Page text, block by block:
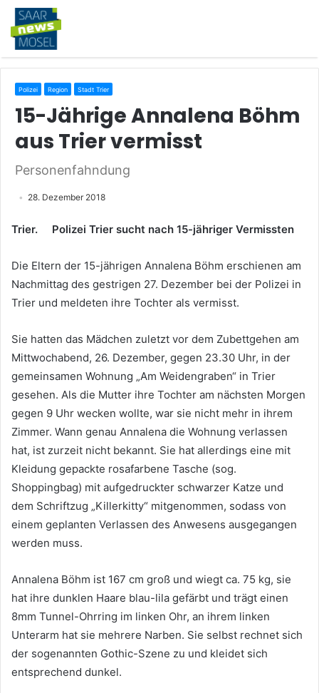
Polizei Region Stadt Trier
15-Jährige Annalena Böhm
aus Trier vermisst
Personenfahndung
28. Dezember 2018
Trier. Polizei Trier sucht nach 15-jähriger Vermissten
Die Eltern der 15-jährigen Annalena Böhm erschienen am
Nachmittag des gestrigen 27. Dezember bei der Polizei in
Trier und meldeten ihre Tochter als vermisst.
Sie hatten das Mädchen zuletzt vor dem Zubettgehen am
Mittwochabend, 26. Dezember, gegen 23.30 Uhr, in der
gemeinsamen Wohnung „Am Weidengraben“ in Trier
gesehen. Als die Mutter ihre Tochter am nächsten Morgen
gegen 9 Uhr wecken wollte, war sie nicht mehr in ihrem
Zimmer. Wann genau Annalena die Wohnung verlassen
hat, ist zurzeit nicht bekannt. Sie hat allerdings eine mit
Kleidung gepackte rosafarbene Tasche (sog.
Shoppingbag) mit aufgedruckter schwarzer Katze und
dem Schriftzug „Killerkitty“ mitgenommen, sodass von
einem geplanten Verlassen des Anwesens ausgegangen
werden muss.
Annalena Böhm ist 167 cm groß und wiegt ca. 75 kg, sie
hat ihre dunklen Haare blau-lila gefärbt und trägt einen
8mm Tunnel-Ohrring im linken Ohr, an ihrem linken
Unterarm hat sie mehrere Narben. Sie selbst rechnet sich
der sogenannten Gothic-Szene zu und kleidet sich
entsprechend dunkel.